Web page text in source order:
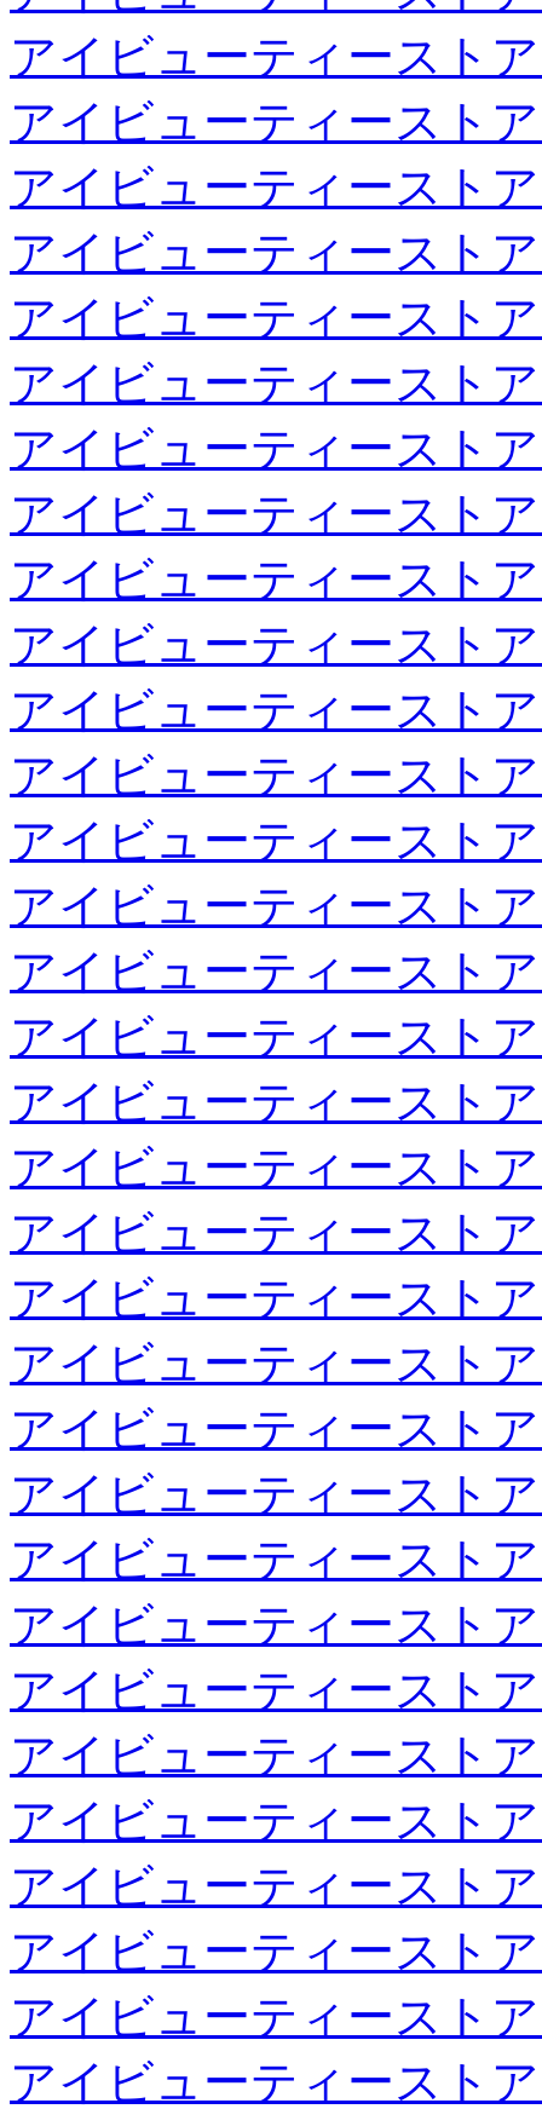
アイビューティースト
アイビューティースト
アイビューティースト
アイビューティースト
アイビューティースト
アイビューティースト
アイビューティースト
アイビューティースト
アイビューティースト
アイビューティースト
アイビューティースト
アイビューティースト
アイビューティースト
アイビューティースト
アイビューティースト
アイビューティースト
アイビューティースト
アイビューティースト
アイビューティースト
アイビューティースト
アイビューティースト
アイビューティースト
アイビューティースト
アイビューティースト
アイビューティースト
アイビューティースト
アイビューティースト
アイビューティースト
アイビューティースト
アイビューティースト
アイビューティースト
アイビューティースト